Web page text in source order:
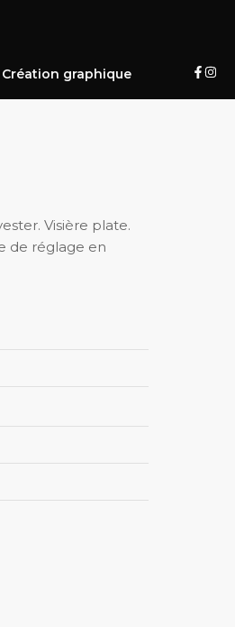
Création graphique
Visière plate.
de réglage en